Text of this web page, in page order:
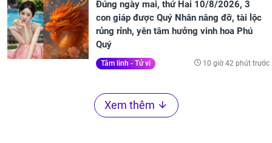
Đúng ngày mai, thứ Hai 10/8/2026, 3
con giáp được Quý Nhân nâng đỡ, tài lộc
rủng rỉnh, yên tâm hưởng vinh hoa Phú
Quý
Tâm linh - Tử vi 10 giờ 42 phút trước
Xem thêm